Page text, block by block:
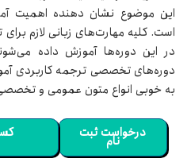
این موضوع نشان دهنده اهمیت
است. کلیه مهارت‌های زبانی لازم
در این دوره‌ها آموزش داده
دوره‌های تخصصی ترجمه کاربردی
به خوبی انواع متون عمومی و
درخواست ثبت
نام